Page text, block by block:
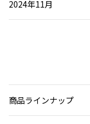
2024年11月
商品ラインナップ